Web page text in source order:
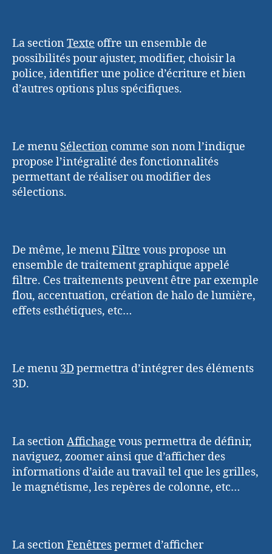
La section Texte offre un ensemble de
possibilités pour ajuster, modifier, choisir la
police, identifier une police d’écriture et bien
d’autres options plus spécifiques.
Le menu Sélection comme son nom l’indique
propose l’intégralité des fonctionnalités
permettant de réaliser ou modifier des
sélections.
De même, le menuFiltre vous propose un
ensemble de traitement graphique appelé
filtre. Ces traitements peuvent être par exemple
flou, accentuation, création de halo de lumière,
effets esthétiques, etc…
Le menu 3D permettra d’intégrer des éléments
3D.
La section Affichage vous permettra de définir,
naviguez, zoomer ainsi que d’afficher des
informations d’aide au travail tel que les grilles,
le magnétisme, les repères de colonne, etc…
La section Fenêtrespermet d’afficher